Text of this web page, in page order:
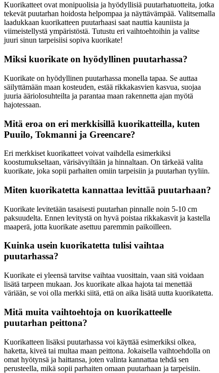
Kuorikatteet ovat monipuolisia ja hyödyllisiä puutarhatuotteita, jotka
tekevät puutarhan hoidosta helpompaa ja näyttävämpää. Valitsemalla
laadukkaan kuorikatteen puutarhaasi saat nauttia kauniista ja
viimeistellystä ympäristöstä. Tutustu eri vaihtoehtoihin ja valitse
juuri sinun tarpeisiisi sopiva kuorikate!
Miksi kuorikate on hyödyllinen puutarhassa?
Kuorikate on hyödyllinen puutarhassa monella tapaa. Se auttaa
säilyttämään maan kosteuden, estää rikkakasvien kasvua, suojaa
juuria ääriolosuhteilta ja parantaa maan rakennetta ajan myötä
hajotessaan.
Mitä eroa on eri merkkisillä kuorikatteilla, kuten
Puuilo, Tokmanni ja Greencare?
Eri merkkiset kuorikatteet voivat vaihdella esimerkiksi
koostumukseltaan, värisävyiltään ja hinnaltaan. On tärkeää valita
kuorikate, joka sopii parhaiten omiin tarpeisiin ja puutarhan tyyliin.
Miten kuorikatetta kannattaa levittää puutarhaan?
Kuorikate levitetään tasaisesti puutarhan pinnalle noin 5-10 cm
paksuudelta. Ennen levitystä on hyvä poistaa rikkakasvit ja kastella
maaperä, jotta kuorikate asettuu paremmin paikoilleen.
Kuinka usein kuorikatetta tulisi vaihtaa
puutarhassa?
Kuorikate ei yleensä tarvitse vaihtaa vuosittain, vaan sitä voidaan
lisätä tarpeen mukaan. Jos kuorikate alkaa hajota tai menettää
väriään, se voi olla merkki siitä, että on aika lisätä uutta kuorikatetta.
Mitä muita vaihtoehtoja on kuorikatteelle
puutarhan peittona?
Kuorikatteen lisäksi puutarhassa voi käyttää esimerkiksi olkea,
haketta, kiveä tai multaa maan peittona. Jokaisella vaihtoehdolla on
omat hyötynsä ja haittansa, joten valinta kannattaa tehdä sen
perusteella, mikä sopii parhaiten omaan puutarhaan ja tarpeisiin.